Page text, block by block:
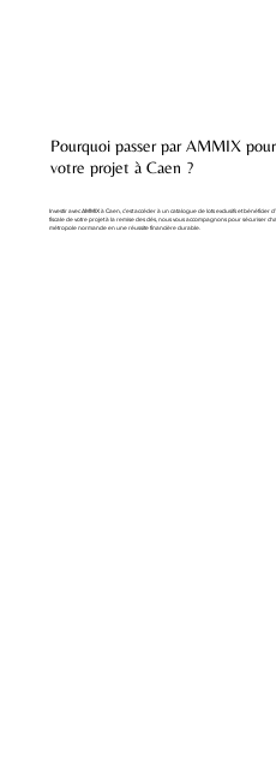
Pourquoi passer par AMMIX pour
votre projet à Caen ?
Investir avec AMMIX à Caen, c’est accéder à un catalogue de lots exclusifs et bénéficier
fiscale de votre projet à la remise des clés, nous vous accompagnons pour sécuriser
métropole normande en une réussite financière durable.